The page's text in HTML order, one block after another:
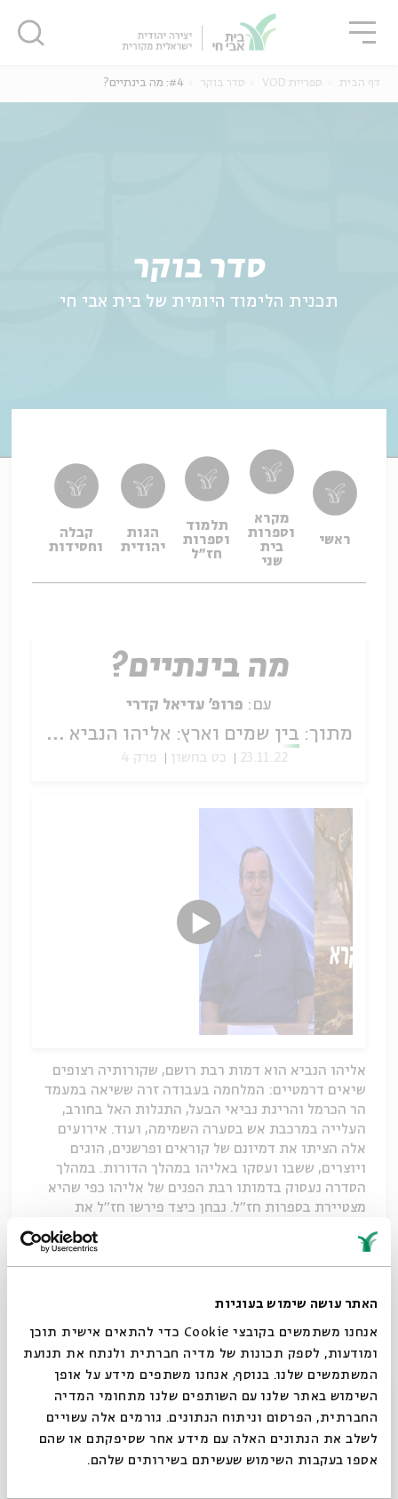
האתר עושה שימוש בעוגיות
אנחנו משתמשים בקובצי Cookie כדי להתאים אישית תוכן
ומודעות, לספק תכונות של מדיה חברתית ולנתח את תנועת
המשתמשים שלנו. בנוסף, אנחנו משתפים מידע על אופן
השימוש באתר שלנו עם השותפים שלנו מתחומי המדיה
החברתית, הפרסום וניתוח הנתונים. גורמים אלה עשויים
לשלב את הנתונים האלה עם מידע אחר שסיפקתם או שהם
אספו בעקבות השימוש שעשיתם בשירותים שלהם.
סדר בוקר
תכנית הלימוד היומית של בית אבי חי
דף הבית ספריית VOD סדר בוקר #4: מה בינתיים?
ראשי
מקרא
וספרות
בית
שני
תלמוד
וספרות
חז"ל
הגות
יהודית
קבלה
וחסידות
מה בינתיים?
עם: פרופ' עדיאל קדרי
מתוך: בין שמים וארץ: אליהו הנביא מן המקרא לספרות חז"ל
23.11.22 כט בחשון פרק 4
אליהו הנביא הוא דמות רבת רושם, שקורותיה רצופים
שיאים דרמטיים: המלחמה בעבודה זרה ששיאה במעמד
הר הכרמל והריגת נביאי הבעל, התגלות האל בחורב,
העלייה במרכבת אש בסערה השמימה, ועוד. אירועים
אלה הציתו את דמיונם של קוראים ופרשנים, הוגים
ויוצרים, ששבו ועסקו באליהו במהלך הדורות. במהלך
הסדרה נעסוק בדמותו רבת הפנים של אליהו כפי שהיא
מצטיירת בספרות חז"ל. נבחן כיצד פירשו חז"ל את
לשיבתו העתידית, נשאל איזו דמות שיוו לאליהו שעתיד
לשוב, ונתוודע לסיפורים שבהם הוא מופיע ומתגלה כבר
משתקפת בספרות בית שני ובאמנות היהודית הקדומה.
פרופ'עדיאל קדרימלמד במחלקה למחשבת ישראל
באוניברסיטת בן-גוריון בנגב. הוא עוסק בהיבטים שונים
של ספרות חז"ל ומחשבת חז"ל. ספרו האחרון: "עד שיבוא
אליהו: דמותו של אליהו הנביא בספרות התנאים", מאגנס
2021.
סגור
סגור